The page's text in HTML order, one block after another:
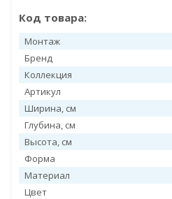
Код товара:
Монтаж
Бренд
Коллекция
Артикул
Ширина, см
Глубина, см
Высота, см
Форма
Материал
Цвет